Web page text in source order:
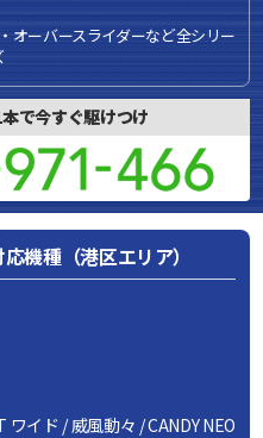
オーバースライダーなど全シリー
で今すぐ駆けつけ
機種（港区エリア）
イド / 威風動々 / CANDY NEO